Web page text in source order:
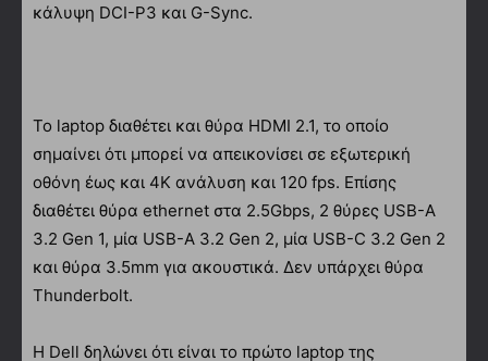
κάλυψη DCI-P3 και G-Sync.
To laptop διαθέτει και θύρα HDMI 2.1, το οποίο
σημαίνει ότι μπορεί να απεικονίσει σε εξωτερική
οθόνη έως και 4K ανάλυση και 120 fps. Επίσης
διαθέτει θύρα ethernet στα 2.5Gbps, 2 θύρες USB-A
3.2 Gen 1, μία USB-A 3.2 Gen 2, μία USB-C 3.2 Gen 2
και θύρα 3.5mm για ακουστικά. Δεν υπάρχει θύρα
Thunderbolt.
H Dell δηλώνει ότι είναι το πρώτο laptop της